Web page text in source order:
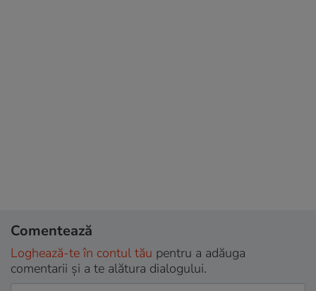
Comentează
Loghează-te în contul tău pentru a adăuga
comentarii și a te alătura dialogului.